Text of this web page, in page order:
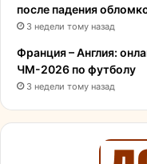
после падения
3 недели тому назад
Франция – Англия:
ЧМ-2026 по футболу
3 недели тому назад